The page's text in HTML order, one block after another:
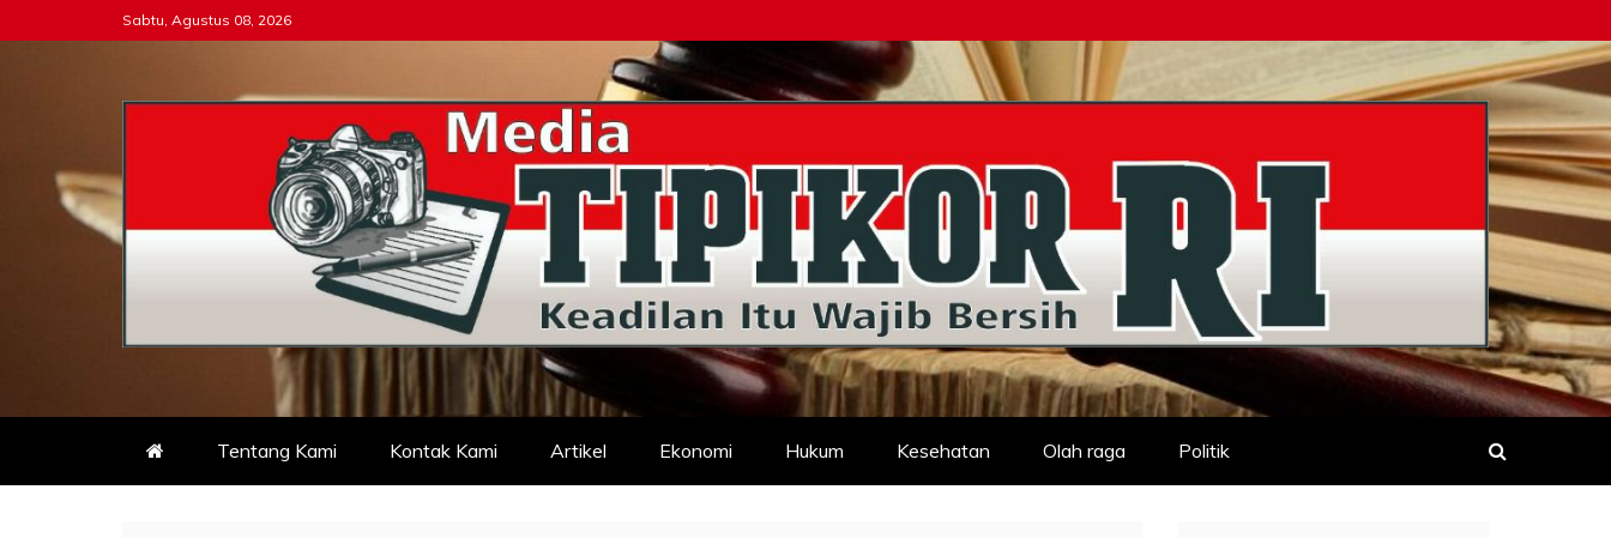
to
Sabtu, Agustus 08, 2026
Tipikor-ri-online.my.id
Keadilan Itu Wajib Bersih
Tentang Kami Kontak Kami Artikel Ekonomi Hukum Kesehatan Olah raga Politik